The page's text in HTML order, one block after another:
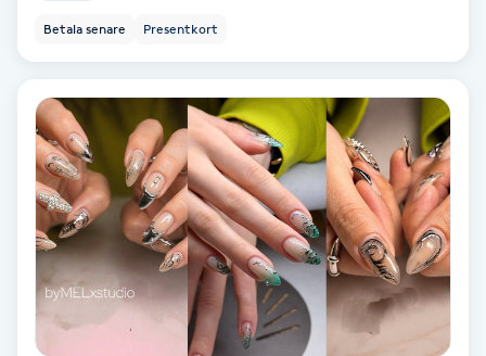
Personlig tränare
Piercing
Pigmentbehandling
Pigmentfläckar
Plastikkirurgi
Betala senare Presentkort